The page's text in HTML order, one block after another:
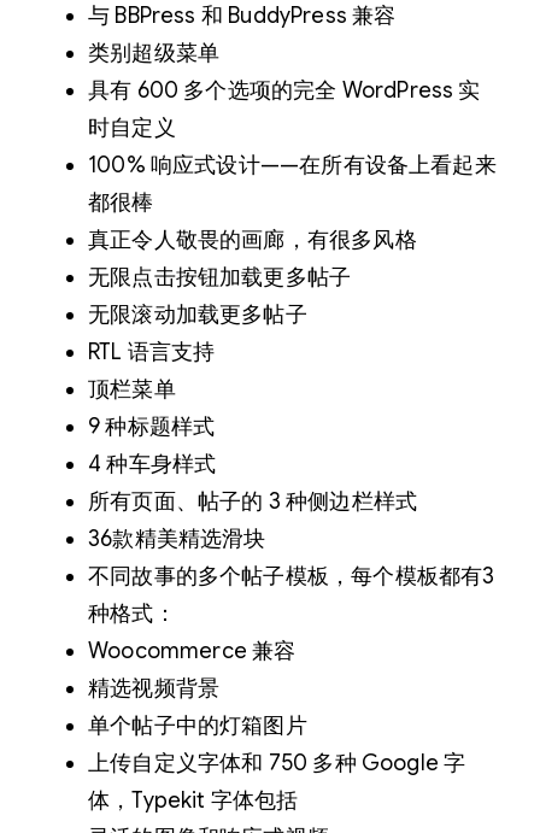
与 BBPress 和 BuddyPress 兼容
类别超级菜单
具有 600 多个选项的完全 WordPress 实
时自定义
100% 响应式设计——在所有设备上看起来
都很棒
真正令人敬畏的画廊，有很多风格
无限点击按钮加载更多帖子
无限滚动加载更多帖子
RTL 语言支持
顶栏菜单
9 种标题样式
4 种车身样式
所有页面、帖子的 3 种侧边栏样式
36款精美精选滑块
不同故事的多个帖子模板，每个模板都有3
种格式：
Woocommerce 兼容
精选视频背景
单个帖子中的灯箱图片
上传自定义字体和 750 多种 Google 字
体，Typekit 字体包括